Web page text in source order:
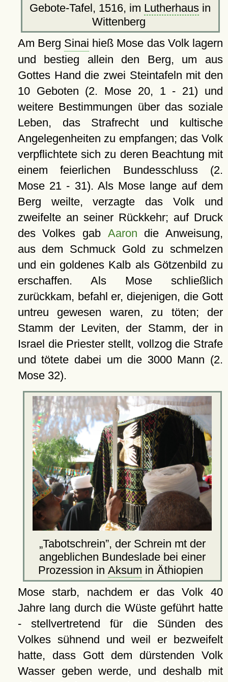
Gebote-Tafel, 1516, im Lutherhaus in
Wittenberg
Am Berg Sinai hieß Mose das Volk lagern
und bestieg allein den Berg, um aus
Gottes Hand die zwei Steintafeln mit den
10 Geboten (2. Mose 20, 1 - 21) und
weitere Bestimmungen über das soziale
Leben, das Strafrecht und kultische
Angelegenheiten zu empfangen; das Volk
verpflichtete sich zu deren Beachtung mit
einem feierlichen Bundesschluss (2.
Mose 21 - 31). Als Mose lange auf dem
Berg weilte, verzagte das Volk und
zweifelte an seiner Rückkehr; auf Druck
des Volkes gab Aaron die Anweisung,
aus dem Schmuck Gold zu schmelzen
und ein goldenes Kalb als Götzenbild zu
erschaffen. Als Mose schließlich
zurückkam, befahl er, diejenigen, die Gott
untreu gewesen waren, zu töten; der
Stamm der Leviten, der Stamm, der in
Israel die Priester stellt, vollzog die Strafe
und tötete dabei um die 3000 Mann (2.
Mose 32).
Tabotschrein , der Schrein mt der
angeblichen Bundeslade bei einer
Prozession inAksum in Äthiopien
Mose starb, nachdem er das Volk 40
Jahre lang durch die Wüste geführt hatte
- stellvertretend für die Sünden des
Volkes sühnend und weil er bezweifelt
hatte, dass Gott dem dürstenden Volk
Wasser geben werde, und deshalb mit